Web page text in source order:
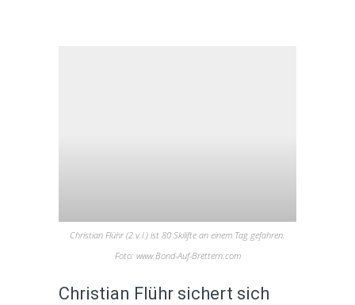
Christian Flühr (2.v.l.) ist 80 Skilifte an einem Tag gefahren.
Foto: www.Bond-Auf-Brettern.com
Christian Flühr sichert sich